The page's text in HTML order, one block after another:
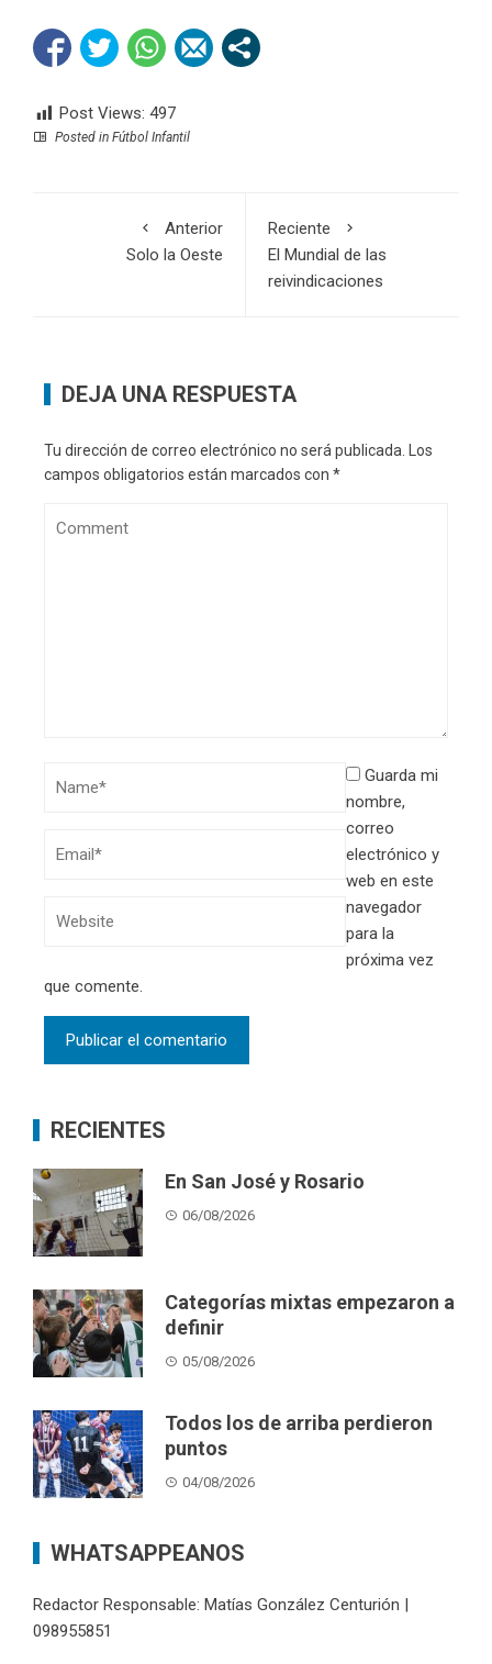
Post Views: 497
Posted in Fútbol Infantil
Anterior
Solo la Oeste
Reciente
El Mundial de las
reivindicaciones
DEJA UNA RESPUESTA
Tu dirección de correo electrónico no será publicada. Los
campos obligatorios están marcados con *
Guarda mi
nombre,
correo
electrónico y
web en este
navegador
para la
próxima vez
que comente.
RECIENTES
En San José y Rosario
06/08/2026
Categorías mixtas empezaron a
definir
05/08/2026
Todos los de arriba perdieron
puntos
04/08/2026
WHATSAPPEANOS
Redactor Responsable: Matías González Centurión |
098955851